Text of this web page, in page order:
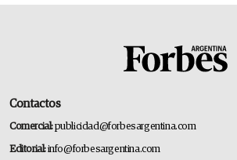
Contactos
Comercial:publicidad@forbesargentina.com
Editorial:info@forbesargentina.com